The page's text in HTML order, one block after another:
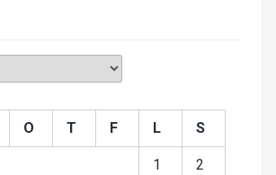
O T F L S
1 2